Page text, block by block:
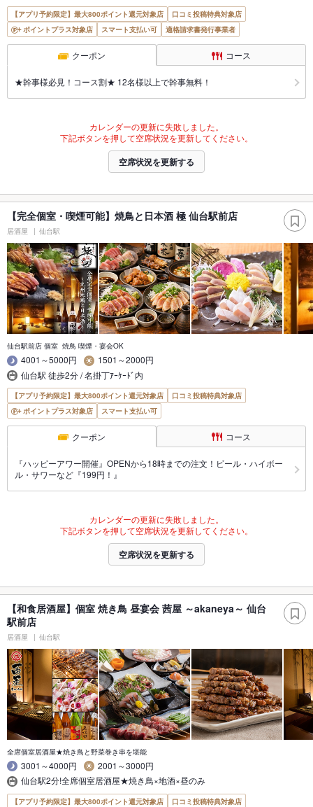
【アプリ予約限定】最大800ポイント還元対象店
口コミ投稿特典対象店
ポイントプラス対象店
スマート支払い可 適格請求書発行事業者
クーポン コース
★幹事様必見！コース割★ 12名様以上で幹事無料！
カレンダーの更新に失敗しました。
下記ボタンを押して空席状況を更新してください。
空席状況を更新する
【完全個室・喫煙可能】焼鳥と日本酒 極 仙台駅前店
居酒屋 仙台駅
仙台駅前店 個室 焼鳥 喫煙・宴会OK
4001～5000円
1501～2000円
仙台駅 徒歩2分 / 名掛丁ｱｰｹｰﾄﾞ内
【アプリ予約限定】最大800ポイント還元対象店
口コミ投稿特典対象店
ポイントプラス対象店
スマート支払い可
クーポン コース
『ハッピーアワー開催』OPENから18時までの注文！ビール・ハイボー
ル・サワーなど『199円！』
カレンダーの更新に失敗しました。
下記ボタンを押して空席状況を更新してください。
空席状況を更新する
【和食居酒屋】個室 焼き鳥 昼宴会 茜屋 ～akaneya～ 仙台
駅前店
居酒屋 仙台駅
全席個室居酒屋★焼き鳥と野菜巻き串を堪能
3001～4000円
2001～3000円
仙台駅2分!全席個室居酒屋★焼き鳥×地酒×昼のみ
【アプリ予約限定】最大800ポイント還元対象店
口コミ投稿特典対象店